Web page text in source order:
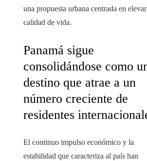
una propuesta urbana centrada en
calidad de vida.
Panamá sigue
consolidándose como
destino que atrae a un
número creciente de
residentes
El continuo impulso económico y la
estabilidad que caracteriza al país han